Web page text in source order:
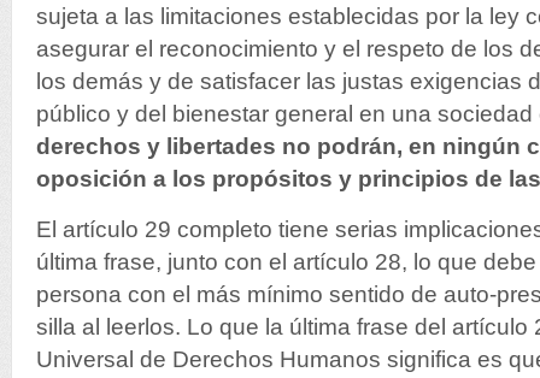
sujeta a las limitaciones establecidas por la ley
asegurar el reconocimiento y el respeto de los
los demás y de satisfacer las justas exigencias
público y del bienestar general en una
derechos y libertades no podrán, en ningún
oposición a los propósitos y principios de
El artículo 29 completo tiene serias
última frase, junto con el artículo 28, lo que
persona con el más mínimo sentido de auto-
silla al leerlos. Lo que la última frase del artículo
Universal de Derechos Humanos significa es